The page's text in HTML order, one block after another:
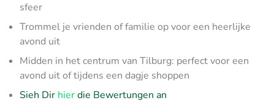
sfeer
Trommel je vrienden of familie op voor een heerlijke
avond uit
Midden in het centrum van Tilburg: perfect voor een
avond uit of tijdens een dagje shoppen
Sieh Dir hierdie Bewertungen an